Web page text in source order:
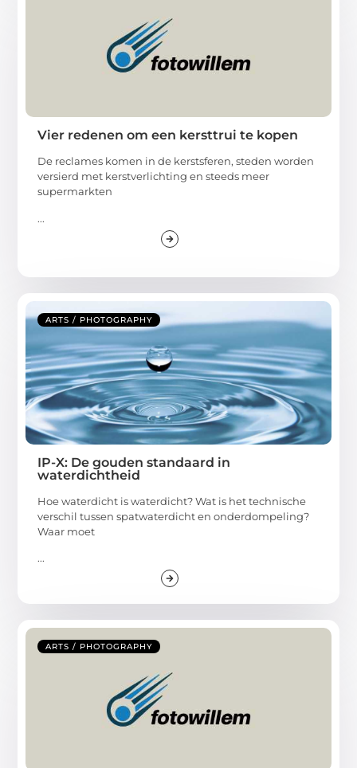
Vier redenen om een kersttrui te kopen
De reclames komen in de kerstsferen, steden worden
versierd met kerstverlichting en steeds meer
supermarkten
...
ARTS / PHOTOGRAPHY
IP-X: De gouden standaard in
waterdichtheid
Hoe waterdicht is waterdicht? Wat is het technische
verschil tussen spatwaterdicht en onderdompeling?
Waar moet
...
ARTS / PHOTOGRAPHY